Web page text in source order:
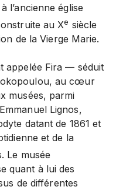
l’ancienne église
au Xe siècle
de la Vierge Marie.
appelée Fira — séduit
au cœur
musées, parmi
Lignos,
datant de 1861 et
et de la
Le musée
quant à lui des
de différentes